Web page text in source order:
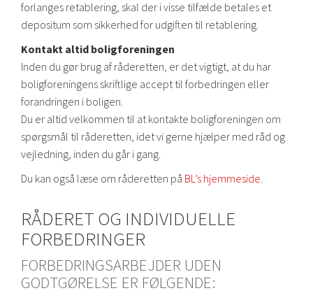
forlanges retablering, skal der i visse tilfælde betales et
depositum som sikkerhed for udgiften til retablering.
Kontakt altid boligforeningen
Inden du gør brug af råderetten, er det vigtigt, at du har
boligforeningens skriftlige accept til forbedringen eller
forandringen i boligen.
Du er altid velkommen til at kontakte boligforeningen om
spørgsmål til råderetten, idet vi gerne hjælper med råd og
vejledning, inden du går i gang.
Du kan også læse om råderetten på BL’s hjemmeside.
RÅDERET OG INDIVIDUELLE
FORBEDRINGER
FORBEDRINGSARBEJDER UDEN
GODTGØRELSE ER FØLGENDE: